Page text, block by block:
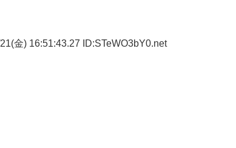
21(金) 16:51:43.27 ID:STeWO3bY0.net